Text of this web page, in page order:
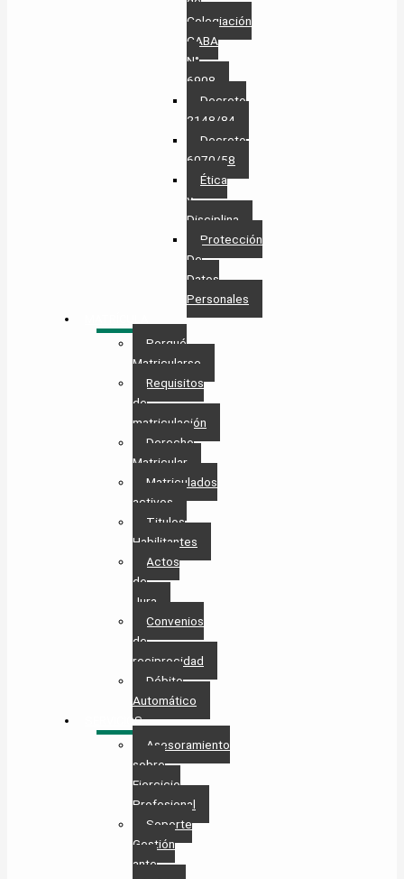
Colegiación
CABA
N°
6908
Decreto
2148/84
Decreto
6070/58
Ética
y
Disciplina
Protección
De
Datos
Personales​
Porqué
Matricularse
Requisitos
de
matriculación
Derecho
Matricular
Matriculados
activos
Titulos
Habilitantes
Actos
de
Jura
Convenios
de
reciprocidad
Débito
Automático
SERVICIOS
Asesoramiento
sobre
Ejercicio
Profesional
Soporte
Gestión
ante